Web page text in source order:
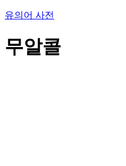
유의어 사전
무알콜